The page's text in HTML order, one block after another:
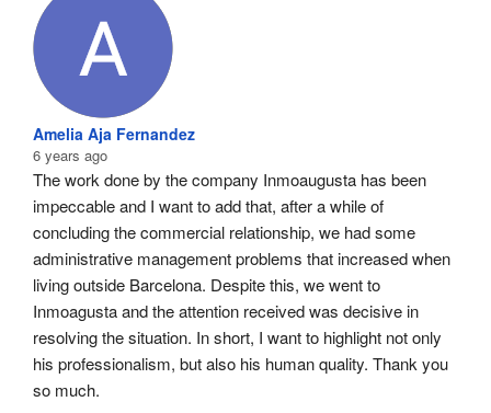
Amelia Aja Fernandez
6 years ago
The work done by the company Inmoaugusta has been
impeccable and I want to add that, after a while of
concluding the commercial relationship, we had some
administrative management problems that increased when
living outside Barcelona. Despite this, we went to
Inmoagusta and the attention received was decisive in
resolving the situation. In short, I want to highlight not only
his professionalism, but also his human quality. Thank you
so much.